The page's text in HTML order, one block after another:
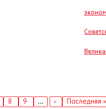
Страница
8 Страница
9 …
Следующая
›
Последняя
Последняя »